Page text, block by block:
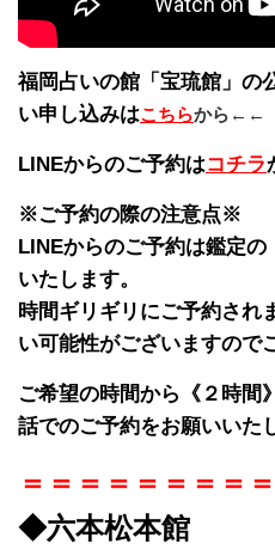
福岡占いの館「宝琉館」の
い申し込みはこちらから←←
LINEからのご予約はコチラ
※ご予約の際の注意点※
LINEからのご予約は鑑定
いたします。
時間ギリギリにご予約され
い可能性がございますので
ご希望の時間から《２時間
話でのご予約をお願いいた
＝＝＝＝＝＝＝＝
◆六本松本館